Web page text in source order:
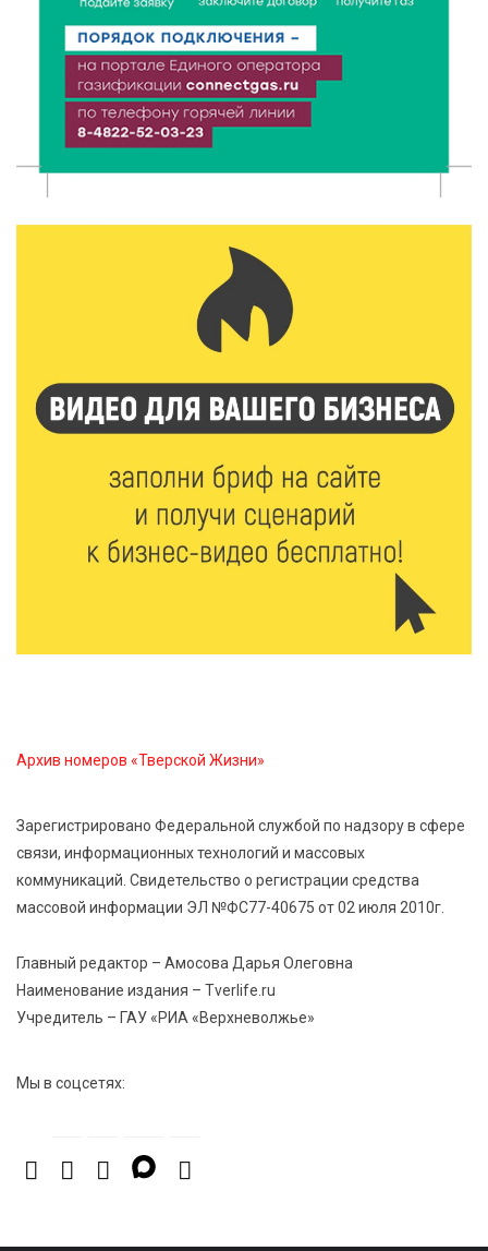
9 Авг 2026 12:12 576
Бологовские школьники доказали чистоту воздуха
в парке
9 Авг 2026 11:13 318
2058
Тверские пенсионеры скажут «спасибо» интернету
577
медиков за их добрые сердца
В Твери росгвардейцы отметили День
физкультурника турниром по настольному теннису
Защита с первых дней: почему так важна
вакцинация новорождённых
Виталий Королев поздравил ветерана из Твери со
100-летием
Архив номеров «Тверской Жизни»
Зарегистрировано Федеральной службой по надзору в сфере
связи, информационных технологий и массовых
коммуникаций. Свидетельство о регистрации средства
массовой информации ЭЛ №ФС77-40675 от 02 июля 2010г.
Главный редактор – Амосова Дарья Олеговна
Наименование издания – Tverlife.ru
Учредитель – ГАУ «РИА «Верхневолжье»
Мы в соцсетях: